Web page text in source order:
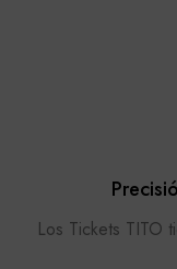
Los Tickets TITO